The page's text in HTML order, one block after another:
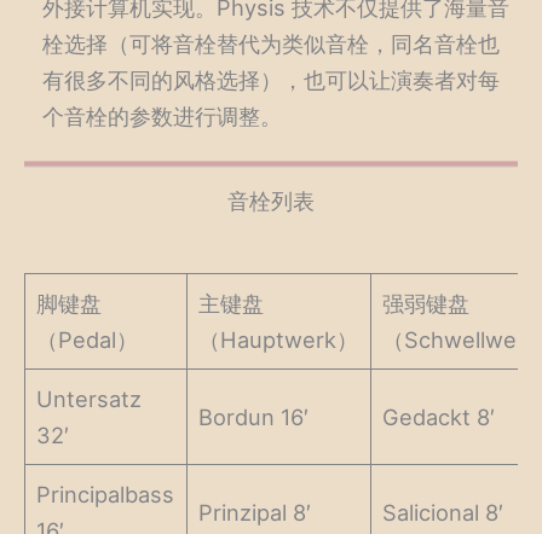
外接计算机实现。Physis 技术不仅提供了海量音
栓选择（可将音栓替代为类似音栓，同名音栓也
有很多不同的风格选择），也可以让演奏者对每
个音栓的参数进行调整。
音栓列表
脚键盘
（Pedal）
主键盘
（Hauptwerk）
强弱键盘
（
Untersatz
32′
Bordun 16′ Gedackt 8′
Principalbass
Prinzipal 8′ Salicional 8′